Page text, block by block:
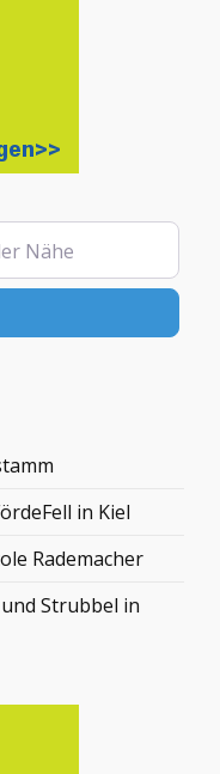
in Kiel
Rademacher
Strubbel in